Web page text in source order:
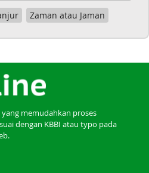
Zaman atau Jaman
memudahkan proses
dengan KBBI atau typo pada